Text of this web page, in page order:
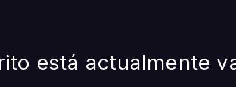
está actualmente